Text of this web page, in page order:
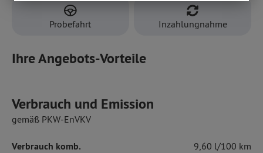
Probefahrt Inzahlungnahme
Ihre Angebots-Vorteile
Verbrauch und Emission
gemäß PKW-EnVKV
Verbrauch komb. 9,60 l/100 km